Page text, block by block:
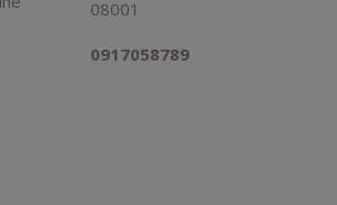
08001
0917058789